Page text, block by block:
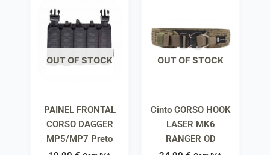
OUT OF STOCK
PAINEL FRONTAL
CORSO DAGGER
MP5/MP7 Preto
OUT OF STOCK
Cinto CORSO HOOK
LASER MK6
RANGER OD